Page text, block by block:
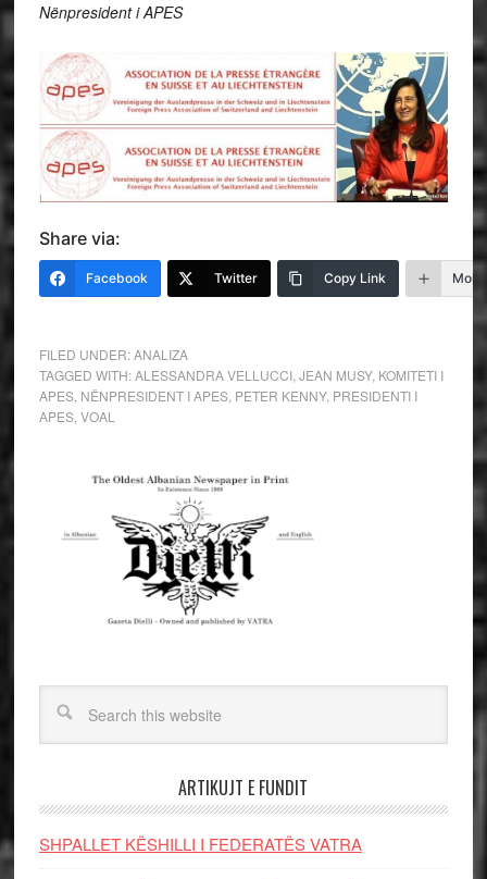
Nënpresident i APES
Share via:
Facebook Twitter Copy Link More
FILED UNDER:ANALIZA
TAGGED WITH:ALESSANDRA VELLUCCI, JEAN MUSY, KOMITETI I
APES, NËNPRESIDENT I APES, PETER KENNY, PRESIDENTI I
APES, VOAL
ARTIKUJT E FUNDIT
SHPALLET KËSHILLI I FEDERATËS VATRA